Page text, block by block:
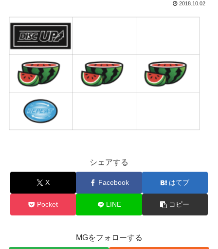
2018.10.02
シェアする
X Facebook はてブ
Pocket LINE コピー
MGをフォローする